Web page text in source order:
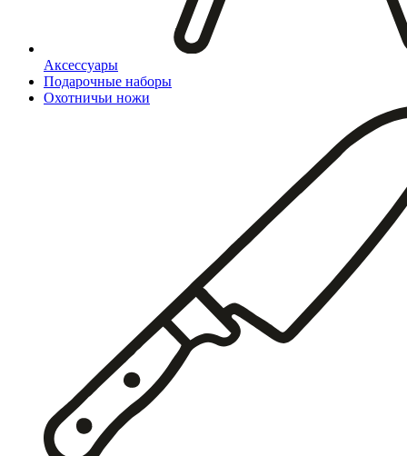
Аксессуары
Подарочные наборы
Охотничьи ножи